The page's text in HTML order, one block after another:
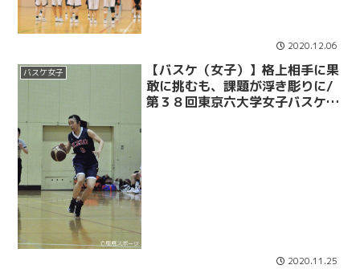
2020.12.06
バスケ女子
【バスケ（女子）】格上相手に果
敢に挑むも、課題が浮き彫りに/
第３８回東京六大学女子バスケッ
2020.11.25